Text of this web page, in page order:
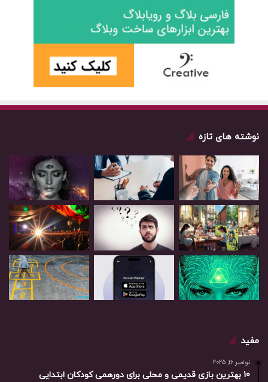
نوشته های تازه
مفید
نوامبر 16, 2025
10 بهترین بازی‌ قدیمی و محلی برای دورهمی کودکان ابتدایی